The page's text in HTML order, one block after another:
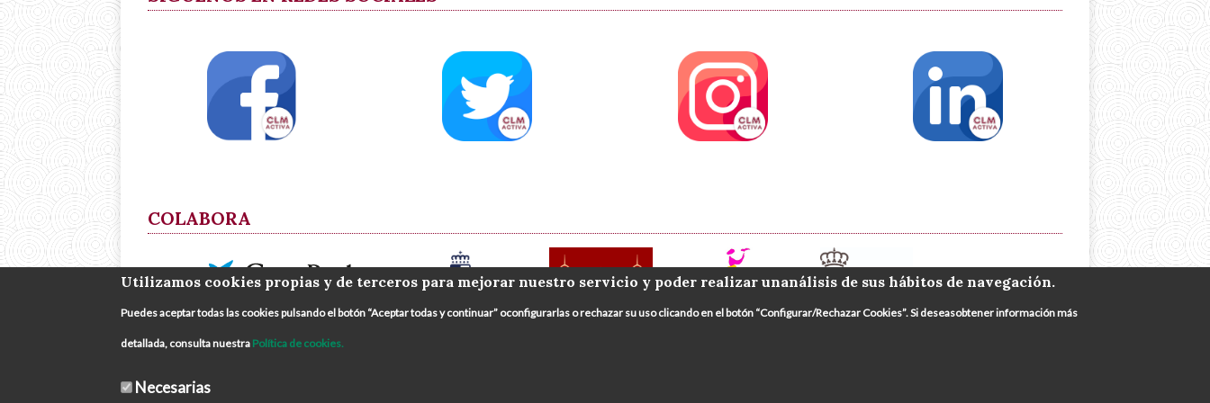
COLABORA
Utilizamos cookies propias y de terceros para mejorar nuestro servicio y poder realizar unanálisis de sus hábitos de navegación.
Puedes aceptar todas las cookies pulsando el botón “Aceptar todas y continuar” oconfigurarlas o rechazar su uso clicando en el botón “Configurar/Rechazar Cookies”. Si deseasobtener información más
detallada, consulta nuestra Política de cookies.
Necesarias